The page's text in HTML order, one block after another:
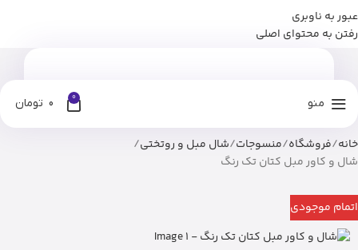
عبور به ناوبری
رفتن به محتوای اصلی
منو 0
0 تومان
خانه فروشگاه منسوجات شال مبل و روتختی
شال و کاور مبل کتان تک رنگ
اتمام موجودی
برای وارد شدن به کانال بله نومان کلیک کنید